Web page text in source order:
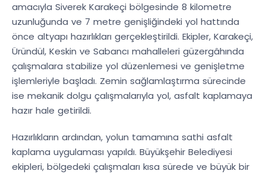
amacıyla Siverek Karakeçi bölgesinde 8 kilometre
uzunluğunda ve 7 metre genişliğindeki yol hattında
önce altyapı hazırlıkları gerçekleştirildi. Ekipler, Karakeçi,
Üründül, Keskin ve Sabancı mahalleleri güzergâhında
çalışmalara stabilize yol düzenlemesi ve genişletme
işlemleriyle başladı. Zemin sağlamlaştırma sürecinde
ise mekanik dolgu çalışmalarıyla yol, asfalt kaplamaya
hazır hale getirildi.
Hazırlıkların ardından, yolun tamamına sathi asfalt
kaplama uygulaması yapıldı. Büyükşehir Belediyesi
ekipleri, bölgedeki çalışmaları kısa sürede ve büyük bir